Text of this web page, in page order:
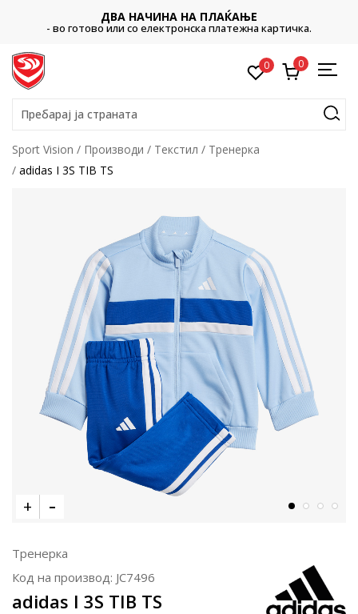
ДВА НАЧИНА НА ПЛАЌАЊЕ
- во готово или со електронска платежна картичка.
0 0
Пребарај ја страната
Sport Vision Производи Текстил
Тренерка
adidas I 3S TIB TS
Тренерка
Код на производ: JC7496
adidas I 3S TIB TS